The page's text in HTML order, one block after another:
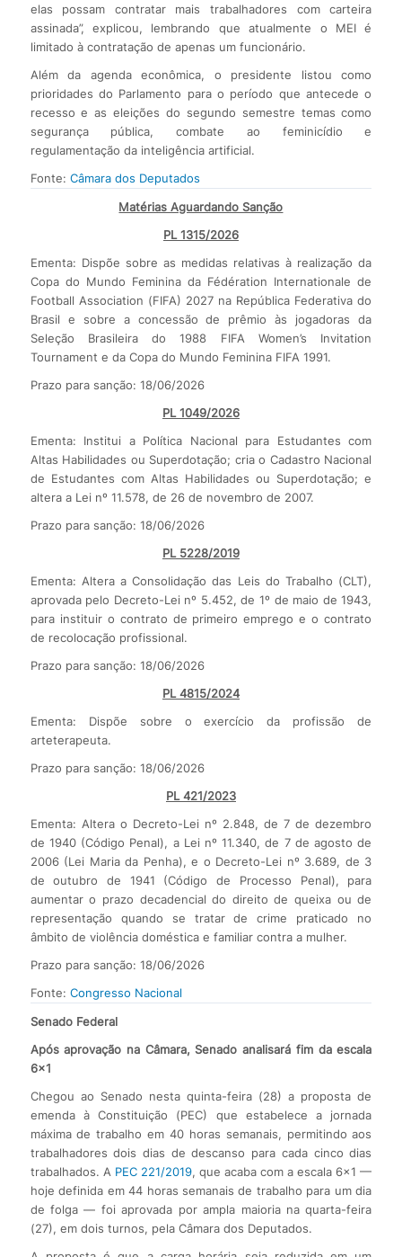
elas possam contratar mais trabalhadores com carteira
assinada”, explicou, lembrando que atualmente o MEI é
limitado à contratação de apenas um funcionário.
Além da agenda econômica, o presidente listou como
prioridades do Parlamento para o período que antecede o
recesso e as eleições do segundo semestre temas como
segurança pública, combate ao feminicídio e
regulamentação da inteligência artificial.
Fonte: Câmara dos Deputados
Matérias Aguardando Sanção
PL 1315/2026
Ementa: Dispõe sobre as medidas relativas à realização da
Copa do Mundo Feminina da Fédération Internationale de
Football Association (FIFA) 2027 na República Federativa do
Brasil e sobre a concessão de prêmio às jogadoras da
Seleção Brasileira do 1988 FIFA Women’s Invitation
Tournament e da Copa do Mundo Feminina FIFA 1991.
Prazo para sanção: 18/06/2026
PL 1049/2026
Ementa: Institui a Política Nacional para Estudantes com
Altas Habilidades ou Superdotação; cria o Cadastro Nacional
de Estudantes com Altas Habilidades ou Superdotação; e
altera a Lei nº 11.578, de 26 de novembro de 2007.
Prazo para sanção: 18/06/2026
PL 5228/2019
Ementa: Altera a Consolidação das Leis do Trabalho (CLT),
aprovada pelo Decreto-Lei nº 5.452, de 1º de maio de 1943,
para instituir o contrato de primeiro emprego e o contrato
de recolocação profissional.
Prazo para sanção: 18/06/2026
PL 4815/2024
Ementa: Dispõe sobre o exercício da profissão de
arteterapeuta.
Prazo para sanção: 18/06/2026
PL 421/2023
Ementa: Altera o Decreto-Lei nº 2.848, de 7 de dezembro
de 1940 (Código Penal), a Lei nº 11.340, de 7 de agosto de
2006 (Lei Maria da Penha), e o Decreto-Lei nº 3.689, de 3
de outubro de 1941 (Código de Processo Penal), para
aumentar o prazo decadencial do direito de queixa ou de
representação quando se tratar de crime praticado no
âmbito de violência doméstica e familiar contra a mulher.
Prazo para sanção: 18/06/2026
Fonte: Congresso Nacional
Senado Federal
Após aprovação na Câmara, Senado analisará fim da escala
6×1
Chegou ao Senado nesta quinta-feira (28) a proposta de
emenda à Constituição (PEC) que estabelece a jornada
máxima de trabalho em 40 horas semanais, permitindo aos
trabalhadores dois dias de descanso para cada cinco dias
trabalhados. A PEC 221/2019, que acaba com a escala 6×1 —
hoje definida em 44 horas semanais de trabalho para um dia
de folga — foi aprovada por ampla maioria na quarta-feira
(27), em dois turnos, pela Câmara dos Deputados.